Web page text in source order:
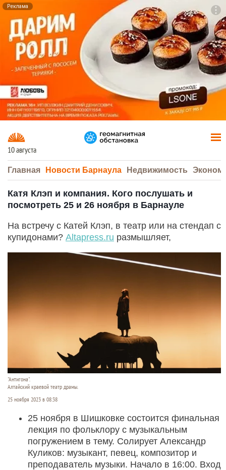
Реклама
10 августа
Главная Новости Барнаула Недвижимость
Катя Клэп и компания. Кого послушать и
посмотреть 25 и 26 ноября в Барнауле
На встречу с Катей Клэп, в театр или на стендап с
купидонами? Altapress.ru размышляет,
"Антигона".
Алтайский краевой театр драмы.
25 ноября 2023 в 08:38
25 ноября в Шишковке состоится финальная
лекция по фольклору с музыкальным
погружением в тему. Солирует Александр
Куликов: музыкант, певец, композитор и
преподаватель музыки. Начало в 16:00. Вход